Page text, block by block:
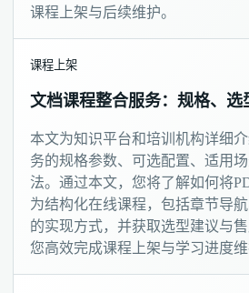
课程上架与后续维护。
课程上架
文档课程整合服务：规格、选
本文为知识平台和培训机构详细
务的规格参数、可选配置、适用
法。通过本文，您将了解如何将
为结构化在线课程，包括章节导
的实现方式，并获取选型建议与
您高效完成课程上架与学习进度维